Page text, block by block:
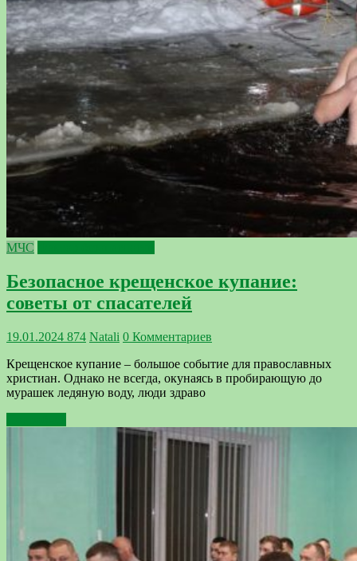
МЧС
Безопасное крещенское купание:
советы от спасателей
19.01.2024 874 Natali 0 Комментариев
Крещенское купание – большое событие для православных
христиан. Однако не всегда, окунаясь в пробирающую до
мурашек ледяную воду, люди здраво